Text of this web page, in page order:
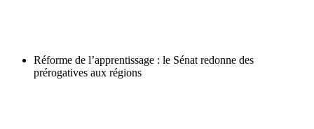
Réforme de l’apprentissage : le Sénat redonne des
prérogatives aux régions